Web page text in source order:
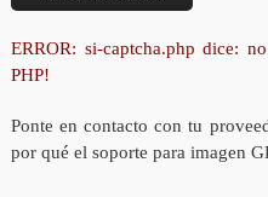
ERROR: si-captcha.php dice:
PHP!
Ponte en contacto con tu
por qué el soporte para imagen